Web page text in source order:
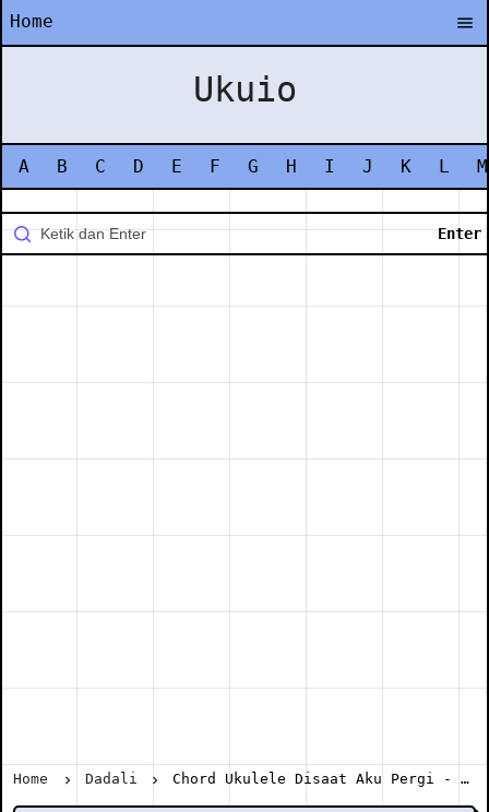
Home
Ukuio
A B C D E F G H I J K L M
Home Dadali Chord Ukulele Disaat Aku Pergi - Dadali